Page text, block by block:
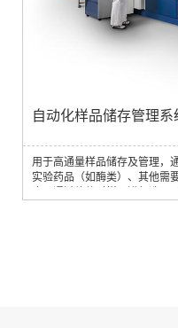
自动化样品储存管理
用于高通量样品储存及管理，
实验药品（如酶类）、其他需